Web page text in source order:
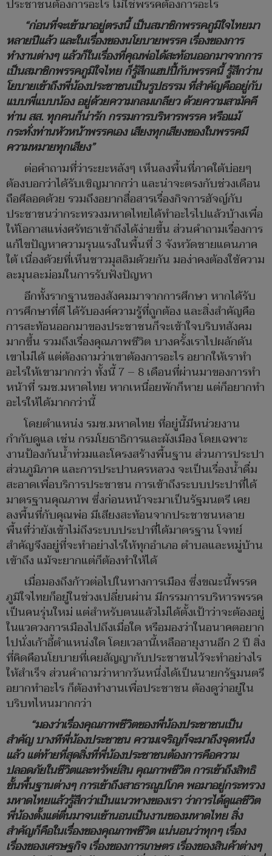
ประชาชนต้องการอะไร ไม่ใช่พรรคต้องการอะไร
“ก่อนที่จะเข้ามาอยู่ตรงนี้ เป็นสมาชิกพรรคภูมิใจไทยมา
หลายปีแล้ว และในเรื่องของนโยบายพรรค เรื่องของการ
ทำงานต่างๆ แล้วก็ในเรื่องที่คุณพ่อได้สะท้อนออกมาจากการ
เป็นสมาชิกพรรคภูมิใจไทย ก็รู้สึกแฮปปี้กับพรรคนี้ รู้สึกว่าน
โยบายเข้าถึงพี่น้องประชาชนเป็นรูปธรรม ที่สำคัญคืออยู่กับ
แบบพี่แบบน้อง อยู่ด้วยความกลมเกลียว ด้วยความสามัคคี
ท่าน สส. ทุกคนก็น่ารัก กรรมการบริหารพรรค หรือแม้
กระทั่งท่านหัวหน้าพรรคเอง เสียงทุกเสียงของในพรรคมี
ความหมายทุกเสียง”
ต่อคำถามที่ว่าระยะหลังๆ เห็นลงพื้นที่ภาคใต้บ่อยๆ
ต้องบอกว่าได้รับเชิญมากกว่า และน่าจะตรงกับช่วงเดือน
ถือศีลอดด้วย รวมถึงอยากสื่อสารเรื่องกิจการฮัจญ์กับ
ประชาชนว่ากระทรวงมหาดไทยได้ทำอะไรไปแล้วบ้างเพื่อ
ให้โอกาสแห่งศรัทธาเข้าถึงได้ง่ายขึ้น ส่วนคำถามเรื่องการ
แก้ไขปัญหาความรุนแรงในพื้นที่ 3 จังหวัดชายแดนภาค
ใต้ เนื่องด้วยที่เห็นชาวมุสลิมด้วยกัน มอง่าคงต้องใช้ความ
ละมุนละม่อมในการรับฟังปัญหา
อีกทั้งรากฐานของสังคมมาจากการศึกษา หากได้รับ
การศึกษาที่ดี ได้รับองค์ความรู้ที่ถูกต้อง และสิ่งสำคัญคือ
การสะท้อนออกมาของประชาชนก็จะเข้าใจบริบทสังคม
มากขึ้น รวมถึงเรื่องคุณภาพชีวิต บางครั้งเราไปผลักดัน
เขาไม่ได้ แต่ต้องถามว่าเขาต้องการอะไร อยากให้เราทำ
อะไรให้เขามากกว่า ทั้งนี้ 7 – 8 เดือนที่ผ่านมาของการทำ
หน้าที่ รมช.มหาดไทย หากเหนื่อยพักก็หาย แต่ก็อยากทำ
อะไรให้ได้มากกว่านี้
โดยตำแหน่ง รมช.มหาดไทย ที่อยู่นี้มีหน่วยงาน
กำกับดูแล เช่น กรมโยธาธิการและผังเมือง โดยเฉพาะ
งานป้องกันน้ำท่วมและโครงสร้างพื้นฐาน ส่วนการประปา
ส่วนภูมิภาค และการประปานครหลวง จะเป็นเรื่องน้ำดื่ม
สะอาดเพื่อบริการประชาชน การเข้าถึงระบบประปาที่ได้
มาตรฐานคุณภาพ ซึ่งก่อนหน้าจะมาเป็นรัฐมนตรี เคย
ลงพื้นที่กับคุณพ่อ มีเสียงสะท้อนจากประชาชนหลาย
พื้นที่ว่ายังเข้าไม่ถึงระบบประปาที่ได้มาตรฐาน โจทย์
สำคัญจึงอยู่ที่จะทำอย่างไรให้ทุกอำเภอ ตำบลและหมู่บ้าน
เข้าถึง แม้จะยากแต่ก็ต้องทำให้ได้
เมื่อมองถึงก้าวต่อไปในทางการเมือง ซึ่งขณะนี้พรรค
ภูมิใจไทยก็อยู่ในช่วงเปลี่ยนผ่าน มีกรรมการบริหารพรรค
เป็นคนรุ่นใหม่ แต่สำหรับตนแล้วไม่ได้ตั้งเป้าว่าจะต้องอยู่
ในแวดวงการเมืองไปถึงเมื่อใด หรือมองว่าในอนาคตอยาก
ไปนั่งเก้าอี้ตำแหน่งใด โดยเวลานี้เหลืออายุงานอีก 2 ปี สิ่ง
ที่คิดคือนโยบายที่เคยสัญญากับประชาชนไว้จะทำอย่างไร
ให้สำเร็จ ส่วนคำถามว่าหากวันหนึ่งได้เป็นนายกรัฐมนตรี
อยากทำอะไร ก็ต้องทำงานเพื่อประชาชน ต้องดูว่าอยู่ใน
บริบทไหนมากกว่า
“มองว่าเรื่องคุณภาพชีวิตของพี่น้องประชาชนเป็น
สำคัญ บางทีพี่น้องประชาชน ความเจริญก็จะมาถึงจุดหนึ่ง
แล้ว แต่ท้ายที่สุดสิ่งที่พี่น้องประชาชนต้องการคือความ
ปลอดภัยในชีวิตและทรัพย์สิน คุณภาพชีวิต การเข้าถึงสิทธิ
ขั้นพื้นฐานต่างๆ การเข้าถึงสาธารณูปโภค พอมาอยู่กระทรวง
มหาดไทยแล้วรู้สึกว่าเป็นแนวทางของเรา ว่าการได้ดูแลชีวิต
พี่น้องตั้งแต่ตื่นมาจนเข้านอนเป็นงานของมหาดไทย สิ่ง
สำคัญก็คือในเรื่องของคุณภาพชีวิต แน่นอนว่าทุกๆ เรื่อง
เรื่องของเศรษฐกิจ เรื่องของการเกษตร เรื่องของสินค้าต่างๆ